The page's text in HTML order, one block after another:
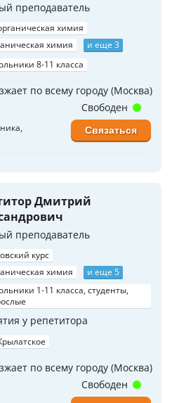
преподаватель
химия
химия
и еще 3
8-11 класса
по всему городу (Москва)
Свободен
Связаться
Дмитрий
преподаватель
курс
химия
и еще 5
1-11 класса, студенты,
у репетитора
по всему городу (Москва)
Свободен